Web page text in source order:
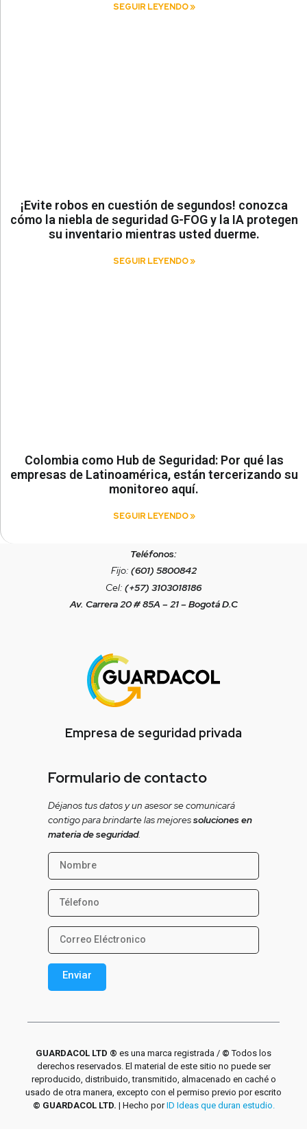
SEGUIR LEYENDO »
¡Evite robos en cuestión de segundos! conozca
cómo la niebla de seguridad G-FOG y la IA protegen
su inventario mientras usted duerme.
SEGUIR LEYENDO »
Colombia como Hub de Seguridad: Por qué las
empresas de Latinoamérica, están tercerizando su
monitoreo aquí.
SEGUIR LEYENDO »
Teléfonos:
Fijo: (601) 5800842
Cel: (+57) 3103018186
Av. Carrera 20 # 85A – 21 – Bogotá D.C
Empresa de seguridad privada
Formulario de contacto
Déjanos tus datos y un asesor se comunicará
contigo para brindarte las mejoressoluciones en
materia de seguridad.
Enviar
GUARDACOL LTD ® es una marca registrada / © Todos los
derechos reservados. El material de este sitio no puede ser
reproducido, distribuido, transmitido, almacenado en caché o
usado de otra manera, excepto con el permiso previo por escrito
© GUARDACOL LTD. | Hecho porID Ideas que duran estudio.